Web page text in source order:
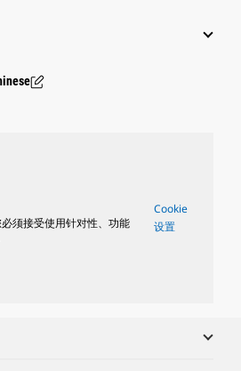
须接受使用针对性、功能
Cookie
设置